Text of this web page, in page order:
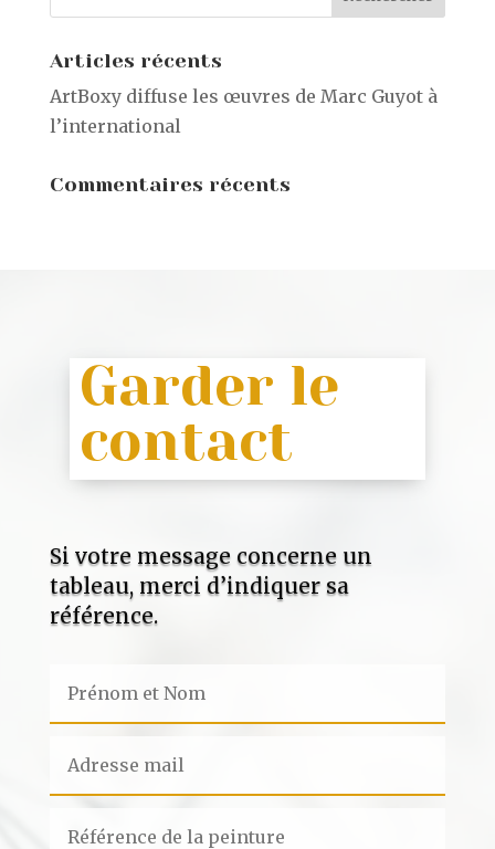
Articles récents
ArtBoxy diffuse les œuvres de Marc Guyot à
l’international
Commentaires récents
Garder le
contact
Si votre message concerne un
tableau, merci d’indiquer sa
référence.